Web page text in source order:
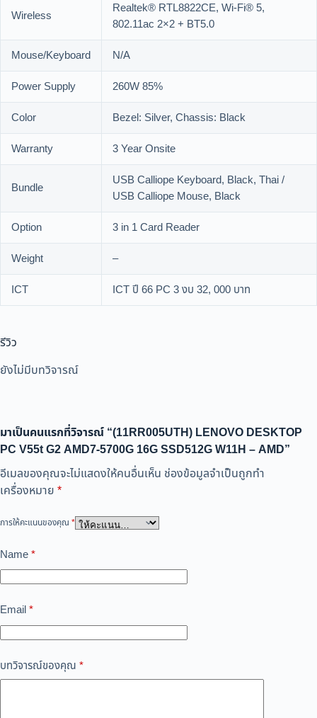
Wireless
Realtek® RTL8822CE, Wi-Fi® 5,
802.11ac 2×2 + BT5.0
Mouse/Keyboard
N/A
Power Supply
260W 85%
Color
Bezel: Silver, Chassis: Black
Warranty
3 Year Onsite
Bundle
USB Calliope Keyboard, Black, Thai /
USB Calliope Mouse, Black
Option
3 in 1 Card Reader
Weight
–
ICT
ICT ปี 66 PC 3 งบ 32, 000 บาท
รีวิว
ยังไม่มีบทวิจารณ์
มาเป็นคนแรกที่วิจารณ์ “(11RR005UTH) LENOVO DESKTOP
PC V55t G2 AMD7-5700G 16G SSD512G W11H – AMD”
อีเมลของคุณจะไม่แสดงให้คนอื่นเห็น ช่องข้อมูลจำเป็นถูกทำ
เครื่องหมาย *
การให้คะแนนของคุณ *
Name*
Email*
บทวิจารณ์ของคุณ *